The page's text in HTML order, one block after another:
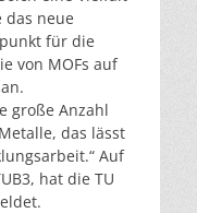
das neue
für die
von MOFs auf
große Anzahl
das lässt
Auf
hat die TU